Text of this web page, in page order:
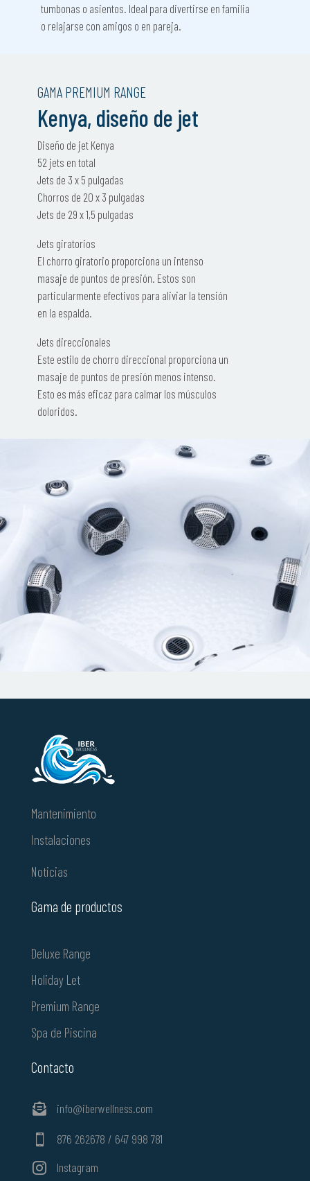
tumbonas o asientos. Ideal para divertirse en familia
o relajarse con amigos o en pareja.
GAMA PREMIUM RANGE
Kenya, diseño de jet
Diseño de jet Kenya
52 jets en total
Jets de 3 x 5 pulgadas
Chorros de 20 x 3 pulgadas
Jets de 29 x 1,5 pulgadas
Jets giratorios
El chorro giratorio proporciona un intenso
masaje de puntos de presión. Estos son
particularmente efectivos para aliviar la tensión
en la espalda.
Jets direccionales
Este estilo de chorro direccional proporciona un
masaje de puntos de presión menos intenso.
Esto es más eficaz para calmar los músculos
doloridos.
Mantenimiento
Instalaciones
Noticias
Gama de productos
Deluxe Range
Holiday Let
Premium Range
Spa de Piscina
Contacto
 info@iberwellness.com
 876 262678 / 647 998 781
 Instagram